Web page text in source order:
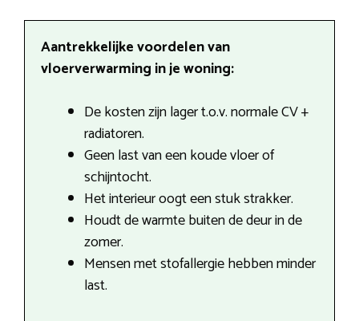
Aantrekkelijke voordelen van
vloerverwarming in je woning:
De kosten zijn lager t.o.v. normale CV +
radiatoren.
Geen last van een koude vloer of
schijntocht.
Het interieur oogt een stuk strakker.
Houdt de warmte buiten de deur in de
zomer.
Mensen met stofallergie hebben minder
last.